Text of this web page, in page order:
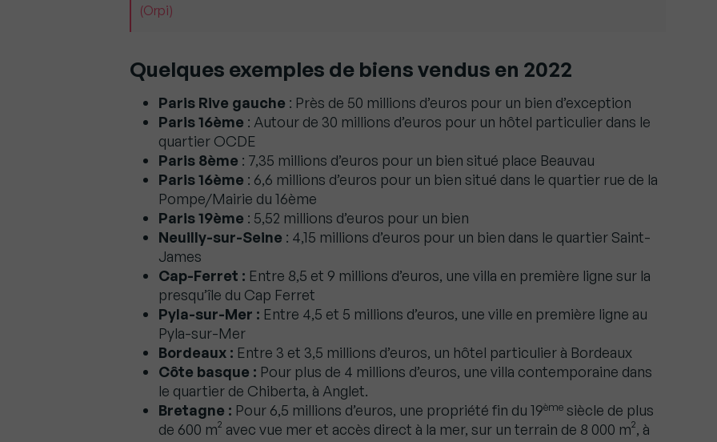
(Orpi)
Quelques exemples de biens vendus en 2022
Paris Rive gauche : Près de 50 millions d’euros pour un bien d’exception
Paris 16ème : Autour de 30 millions d’euros pour un hôtel particulier dans le
quartier OCDE
Paris 8ème : 7,35 millions d’euros pour un bien situé place Beauvau
Paris 16ème : 6,6 millions d’euros pour un bien situé dans le quartier rue de la
Pompe/Mairie du 16ème
Paris 19ème : 5,52 millions d’euros pour un bien
Neuilly-sur-Seine : 4,15 millions d’euros pour un bien dans le quartier Saint-
James
Cap-Ferret : Entre 8,5 et 9 millions d’euros, une villa en première ligne sur la
presqu’île du Cap Ferret
Pyla-sur-Mer : Entre 4,5 et 5 millions d’euros, une ville en première ligne au
Pyla-sur-Mer
Bordeaux : Entre 3 et 3,5 millions d’euros, un hôtel particulier à Bordeaux
Côte basque : Pour plus de 4 millions d’euros, une villa contemporaine dans
le quartier de Chiberta, à Anglet.
Bretagne : Pour 6,5 millions d’euros, une propriété fin du 19ème siècle de plus
de 600 m² avec vue mer et accès direct à la mer, sur un terrain de 8 000 m², à